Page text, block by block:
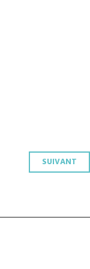
SUIVANT